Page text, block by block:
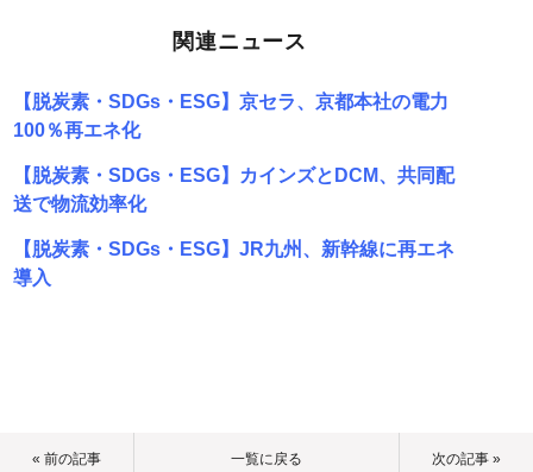
関連ニュース
【脱炭素・SDGs・ESG】京セラ、京都本社の電力
100％再エネ化
【脱炭素・SDGs・ESG】カインズとDCM、共同配
送で物流効率化
【脱炭素・SDGs・ESG】JR九州、新幹線に再エネ
導入
« 前の記事 一覧に戻る 次の記事 »